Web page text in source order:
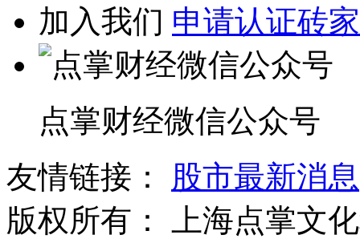
加入我们 申请认证砖家
点掌财经微信公众号
友情链接：
股市最新消息
版权所有：
上海点掌文